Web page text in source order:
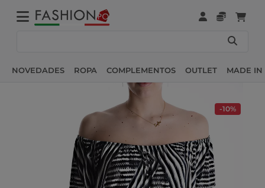
NOVEDADES ROPA COMPLEMENTOS OUTLET MADE IN
-10%